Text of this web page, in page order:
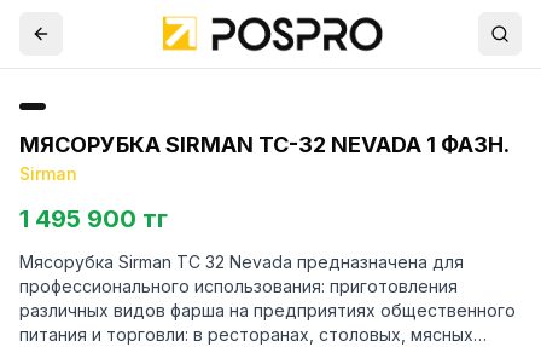
МЯСОРУБКА SIRMAN TC-32 NEVADA 1 ФАЗН.
Sirman
1 495 900 тг
Мясорубка Sirman TC 32 Nevada предназначена для
профессионального использования: приготовления
различных видов фарша на предприятиях общественного
питания и торговли: в ресторанах, столовых, мясных